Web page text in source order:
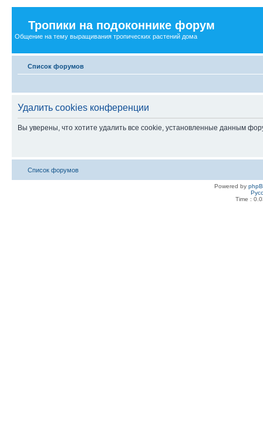
Тропики на подоконнике форум
Общение на тему выращивания тропических растений дома
Список форумов
Удалить cookies конференции
Вы уверены, что хотите удалить все cookie, установленные данным
Список форумов
Powered by
Time :